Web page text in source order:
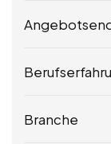
Branche